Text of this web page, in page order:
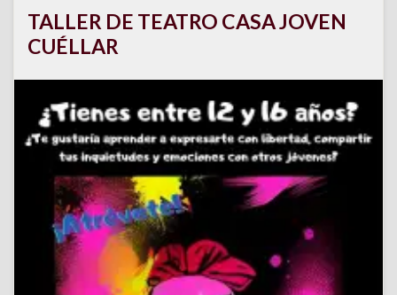
TALLER DE TEATRO CASA JOVEN
CUÉLLAR